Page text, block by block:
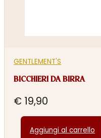
GENTLEMENT'S
BICCHIERI DA BIRRA
€ 19,90
Aggiungi al carrello